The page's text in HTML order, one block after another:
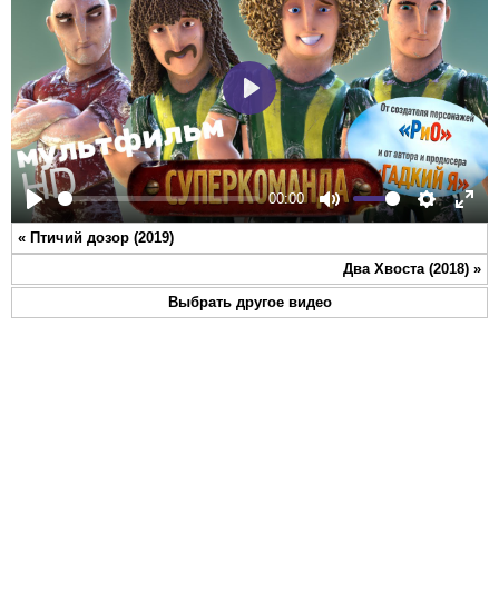
Play
00:00
Mute Settings
Play
« Птичий дозор (2019)
Два Хвоста (2018) »
Выбрать другое видео